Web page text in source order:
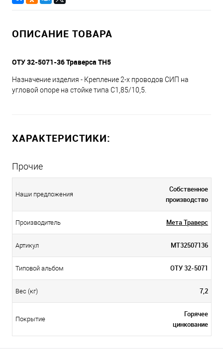
ОПИСАНИЕ ТОВАРА
ОТУ 32-5071-36 Траверса ТН5
Назначение изделия - Крепление 2-х проводов СИП на
угловой опоре на стойке типа С1,85/10,5.
ХАРАКТЕРИСТИКИ:
Прочие
Наши предложения
Собственное
производство
Производитель Мета Траверс
Артикул МТ32507136
Типовой альбом ОТУ 32-5071
Вес (кг) 7,2
Покрытие
Горячее
цинкование